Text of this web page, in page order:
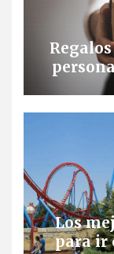
Los
para ir